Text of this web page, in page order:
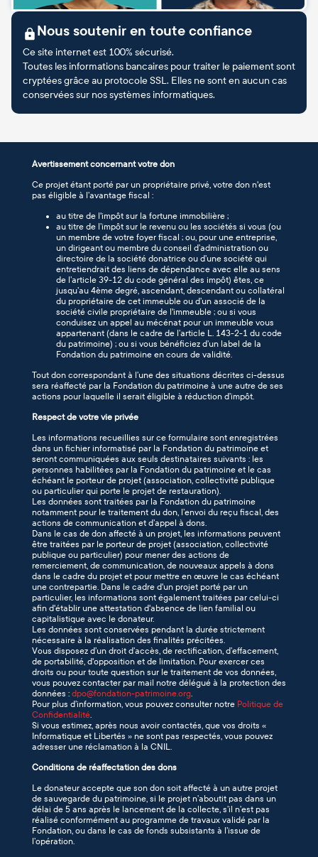
Nous soutenir en toute confiance
Ce site internet est 100% sécurisé.
Toutes les informations bancaires pour traiter le paiement sont
cryptées grâce au protocole SSL. Elles ne sont en aucun cas
conservées sur nos systèmes informatiques.
Avertissement concernant votre don
Ce projet étant porté par un propriétaire privé, votre don n'est
pas éligible à l’avantage fiscal :
au titre de l'impôt sur la fortune immobilière ;
au titre de l’impôt sur le revenu ou les sociétés si vous (ou
un membre de votre foyer fiscal ; ou, pour une entreprise,
un dirigeant ou membre du conseil d’administration ou
directoire de la société donatrice ou d’une société qui
entretiendrait des liens de dépendance avec elle au sens
de l’article 39-12 du code général des impôt) êtes, ce
jusqu’au 4ème degré, ascendant, descendant ou collatéral
du propriétaire de cet immeuble ou d’un associé de la
société civile propriétaire de l'immeuble ; ou si vous
conduisez un appel au mécénat pour un immeuble vous
appartenant (dans le cadre de l’article L. 143-2-1 du code
du patrimoine) ; ou si vous bénéficiez d’un label de la
Fondation du patrimoine en cours de validité.
Tout don correspondant à l’une des situations décrites ci-dessus
sera réaffecté par la Fondation du patrimoine à une autre de ses
actions pour laquelle il serait éligible à réduction d’impôt.
Respect de votre vie privée
Les informations recueillies sur ce formulaire sont enregistrées
dans un fichier informatisé par la Fondation du patrimoine et
seront communiquées aux seuls destinataires suivants : les
personnes habilitées par la Fondation du patrimoine et le cas
échéant le porteur de projet (association, collectivité publique
ou particulier qui porte le projet de restauration).
Les données sont traitées par la Fondation du patrimoine
notamment pour le traitement du don, l’envoi du reçu fiscal, des
actions de communication et d’appel à dons.
Dans le cas de don affecté à un projet, les informations peuvent
être traitées par le porteur de projet (association, collectivité
publique ou particulier) pour mener des actions de
remerciement, de communication, de nouveaux appels à dons
dans le cadre du projet et pour mettre en œuvre le cas échéant
une contrepartie. Dans le cadre d'un projet porté par un
particulier, les informations sont également traitées par celui-ci
afin d'établir une attestation d'absence de lien familial ou
capitalistique avec le donateur.
Les données sont conservées pendant la durée strictement
nécessaire à la réalisation des finalités précitées.
Vous disposez d’un droit d’accès, de rectification, d’effacement,
de portabilité, d'opposition et de limitation. Pour exercer ces
droits ou pour toute question sur le traitement de vos données,
vous pouvez contacter par mail notre délégué à la protection des
données : dpo@fondation-patrimoine.org.
Pour plus d’information, vous pouvez consulter notre Politique de
Confidentialité.
Si vous estimez, après nous avoir contactés, que vos droits «
Informatique et Libertés » ne sont pas respectés, vous pouvez
adresser une réclamation à la CNIL.
Conditions de réaffectation des dons
Le donateur accepte que son don soit affecté à un autre projet
de sauvegarde du patrimoine, si le projet n’aboutit pas dans un
délai de 5 ans après le lancement de la collecte, s’il n’est pas
réalisé conformément au programme de travaux validé par la
Fondation, ou dans le cas de fonds subsistants à l’issue de
l’opération.